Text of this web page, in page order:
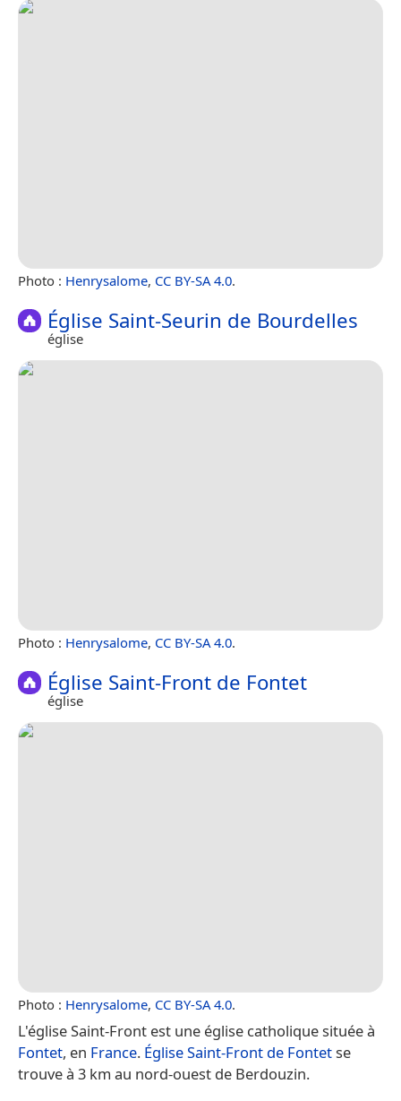
Photo : Henrysalome, CC BY-SA 4.0.
Église Saint-Seurin de Bourdelles
église
Photo : Henrysalome, CC BY-SA 4.0.
Église Saint-Front de Fontet
église
Photo : Henrysalome, CC BY-SA 4.0.
L'église Saint-Front est une église catholique située à
Fontet, en France. Église Saint-Front de Fontetse
trouve à 3 km au nord-ouest de Berdouzin.